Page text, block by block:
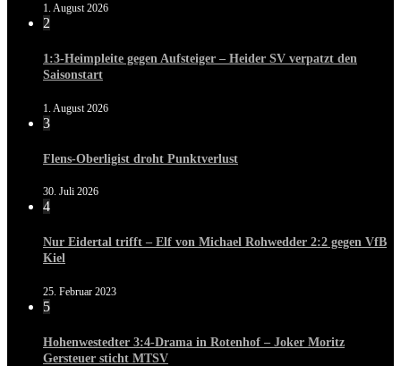
1. August 2026
2
1:3-Heimpleite gegen Aufsteiger – Heider SV verpatzt den
Saisonstart
1. August 2026
3
Flens-Oberligist droht Punktverlust
30. Juli 2026
4
Nur Eidertal trifft – Elf von Michael Rohwedder 2:2 gegen VfB
Kiel
25. Februar 2023
5
Hohenwestedter 3:4-Drama in Rotenhof – Joker Moritz
Gersteuer sticht MTSV